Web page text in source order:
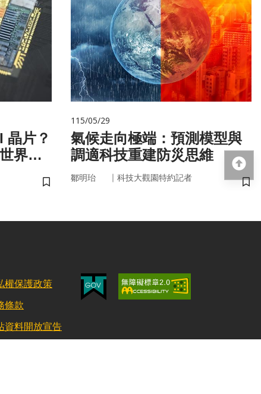
晶片？
界
儲存書籤
115/05/29
氣候走向極端：預測模型與
調適科技重建防災思維
鄒明珆 ｜ 科技大觀園特約記者
儲
權保護政策
條款
資料開放宣告
回